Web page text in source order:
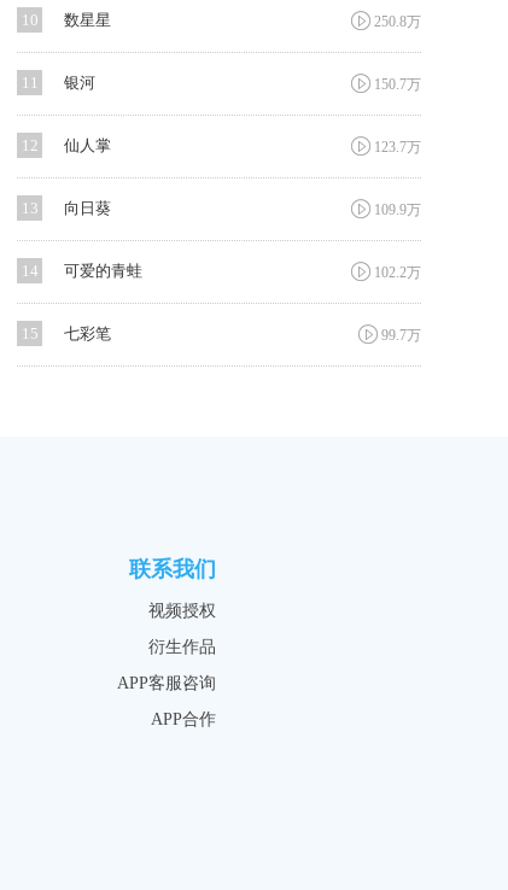
10 数星星  250.8万
11 银河  150.7万
12 仙人掌  123.7万
13 向日葵  109.9万
14 可爱的青蛙  102.2万
15 七彩笔  99.7万
联系我们
视频授权
衍生作品
APP客服咨询
APP合作